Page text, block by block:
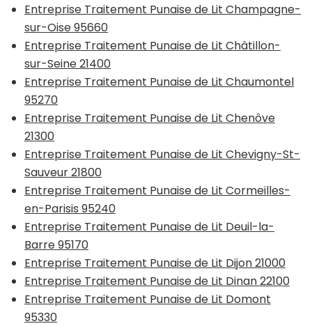
Entreprise Traitement Punaise de Lit Champagne-
sur-Oise 95660
Entreprise Traitement Punaise de Lit Châtillon-
sur-Seine 21400
Entreprise Traitement Punaise de Lit Chaumontel
95270
Entreprise Traitement Punaise de Lit Chenôve
21300
Entreprise Traitement Punaise de Lit Chevigny-St-
Sauveur 21800
Entreprise Traitement Punaise de Lit Cormeilles-
en-Parisis 95240
Entreprise Traitement Punaise de Lit Deuil-la-
Barre 95170
Entreprise Traitement Punaise de Lit Dijon 21000
Entreprise Traitement Punaise de Lit Dinan 22100
Entreprise Traitement Punaise de Lit Domont
95330